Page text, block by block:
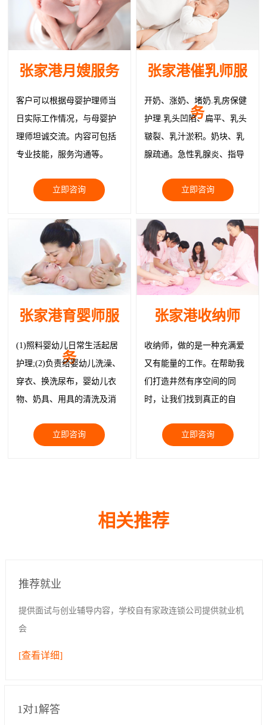
张家港月嫂服务
客户可以根据母婴护理师当
日实际工作情况，与母婴护
理师坦诚交流。内容可包括
专业技能，服务沟通等。
立即咨询
张家港催乳师服
务
开奶、涨奶、堵奶.乳房保健
护理.乳头凹陷、扁平、乳头
皲裂、乳汁淤积。奶块、乳
腺疏通。急性乳腺炎、指导
腺缓解症状、追奶；乳房韧
立即咨询
张家港育婴师服
务
(1)照料婴幼儿日常生活起居
护理;(2)负责给婴幼儿洗澡、
穿衣、换洗尿布，婴幼儿衣
物、奶具、用具的清洗及消
领婴幼儿玩耍;立即咨询
张家港收纳师
收纳师，做的是一种充满爱
又有能量的工作。在帮助我
们打造井然有序空间的同
时，让我们找到真正的自
以待。
立即咨询
相关推荐
推荐就业
提供面试与创业辅导内容，学校自有家政连锁公司提供就业机
会
[查看详细]
1对1解答